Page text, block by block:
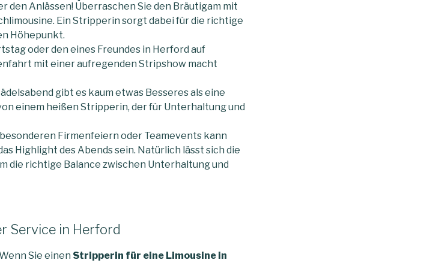
den Anlässen! Überraschen Sie den Bräutigam mit
Ein Stripperin sorgt dabei für die richtige
Höhepunkt.
oder den eines Freundes in Herford auf
mit einer aufregenden Stripshow macht
gibt es kaum etwas Besseres als eine
einem heißen Stripperin, der für Unterhaltung und
Firmenfeiern oder Teamevents kann
Highlight des Abends sein. Natürlich lässt sich die
die richtige Balance zwischen Unterhaltung und
Service in Herford
Sie einen Stripperin für eine Limousine in